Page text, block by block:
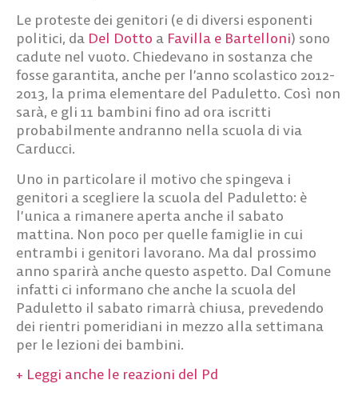
Le proteste dei genitori (e di diversi esponenti
politici, da Del Dotto a Favilla e Bartelloni) sono
cadute nel vuoto. Chiedevano in sostanza che
fosse garantita, anche per l’anno scolastico 2012-
2013, la prima elementare del Paduletto. Così non
sarà, e gli 11 bambini fino ad ora iscritti
probabilmente andranno nella scuola di via
Carducci.
Uno in particolare il motivo che spingeva i
genitori a scegliere la scuola del Paduletto: è
l’unica a rimanere aperta anche il sabato
mattina. Non poco per quelle famiglie in cui
entrambi i genitori lavorano. Ma dal prossimo
anno sparirà anche questo aspetto. Dal Comune
infatti ci informano che anche la scuola del
Paduletto il sabato rimarrà chiusa, prevedendo
dei rientri pomeridiani in mezzo alla settimana
per le lezioni dei bambini.
+ Leggi anche le reazioni del Pd